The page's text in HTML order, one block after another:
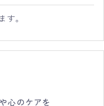
。
心のケアを